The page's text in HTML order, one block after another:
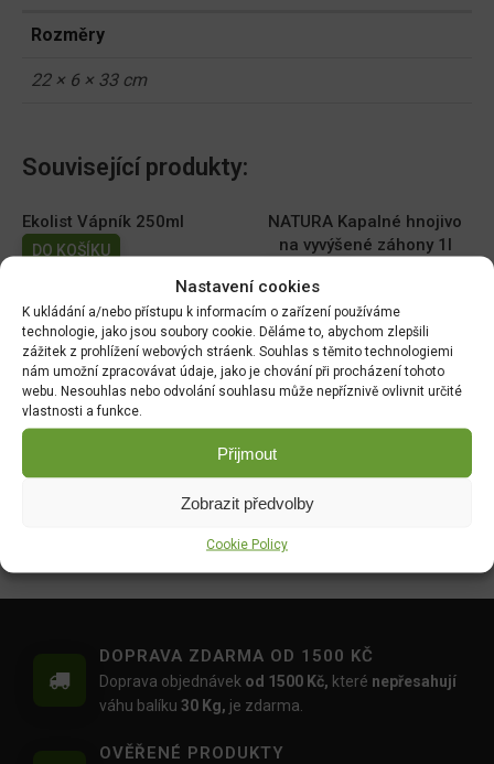
Nastavení cookies
K ukládání a/nebo přístupu k informacím o zařízení používáme
technologie, jako jsou soubory cookie. Děláme to, abychom zlepšili
zážitek z prohlížení webových stráenk. Souhlas s těmito technologiemi
nám umožní zpracovávat údaje, jako je chování při procházení tohoto
webu. Nesouhlas nebo odvolání souhlasu může nepříznivě ovlivnit určité
vlastnosti a funkce.
Přijmout
Zobrazit předvolby
Cookie Policy
Rozměry
22 × 6 × 33 cm
Související produkty:
Ekolist Vápník 250ml
DO KOŠÍKU
NATURA Kapalné hnojivo
na vyvýšené záhony 1l
149.00
AGRO Cererit Hobby GOLD
s guánem 1l
DO KOŠÍKU
95.00Kč
Cererit s guánem Podzimní
5kg/FO +
DO KOŠÍKU
309.07Kč
Wuxal SUS Ca 250ml
Floria PREMIUM Kapalné
hnojivo Celá zahrada 1l
109.00
DOPRAVA ZDARMA OD 1500 KČ
Doprava objednávek od 1500 Kč, které nepřesahují
váhu balíku 30 Kg, je zdarma.
OVĚŘENÉ PRODUKTY